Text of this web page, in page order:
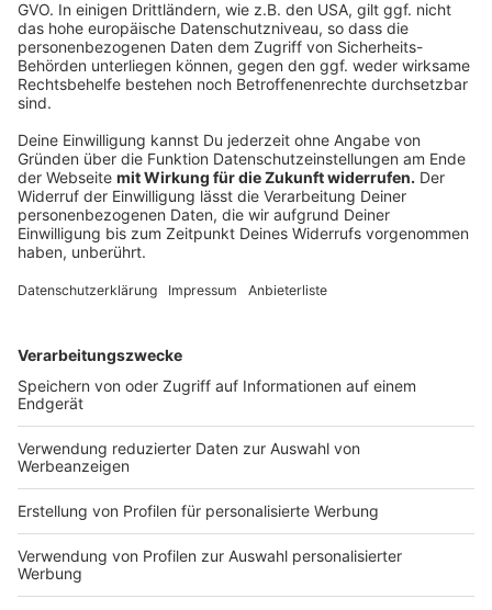
© Antenne Düsseldorf / Sara Knipper
Anzeige
Angermund liegt genau in der Mitte zwischen dem
Duisburger und dem Düsseldorfer Stadtkern. Obwohl
Angermund zu Düsseldorf gehört, haben die
Einwohnerinnen und Einwohner eine Duisburger-
Telefonvorwahl, die 0203. Damit ist Angermund der
einzige Stadtteil Düsseldorfs mit einer anderen
Vorwahl. Das sorgte in der Vergangenheit schon einige
Anzeige
Und nicht nur das hat Angermund als
Alleinstellungsmerkmal. Es ist außerdem der einzige
baulich nicht angeschlossene Stadtteil von
Düsseldorf. Wer also von einem anderen Düsseldorfer
Stadtteil nach Angermund möchte, muss erstmal
durch unbebaute Gebiete fahren. Trotzdem ist die
Infrastruktur in Angermund sehr gut. Mit der S-Bahn